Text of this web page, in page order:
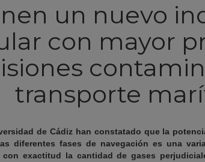
un nuevo
con mayor
transporte
de Cádiz han constatado que la
diferentes fases de navegación es una
con exactitud la cantidad de gases